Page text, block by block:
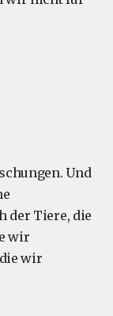
Und
der Tiere, die
wir
wir